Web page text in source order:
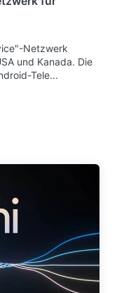
Netzwerk
und Kanada. Die
Tele...